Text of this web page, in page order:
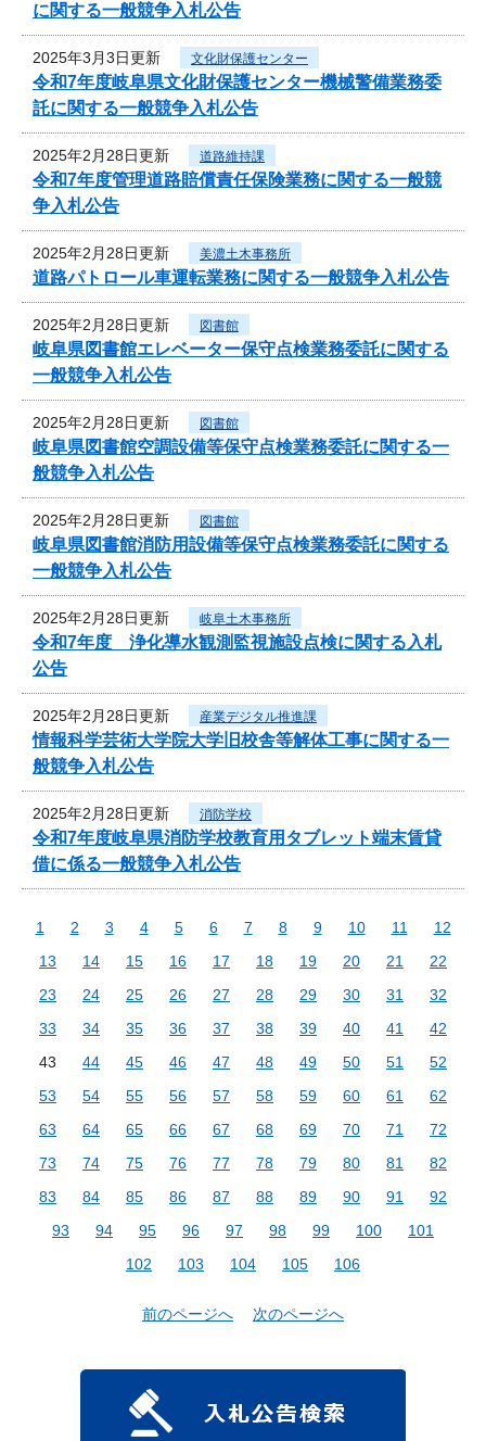
に関する一般競争入札公告
2025年3月3日更新 文化財保護センター
令和7年度岐阜県文化財保護センター機械警備業務委
託に関する一般競争入札公告
2025年2月28日更新 道路維持課
令和7年度管理道路賠償責任保険業務に関する一般競
争入札公告
2025年2月28日更新 美濃土木事務所
道路パトロール車運転業務に関する一般競争入札公告
2025年2月28日更新 図書館
岐阜県図書館エレベーター保守点検業務委託に関する
一般競争入札公告
2025年2月28日更新 図書館
岐阜県図書館空調設備等保守点検業務委託に関する一
般競争入札公告
2025年2月28日更新 図書館
岐阜県図書館消防用設備等保守点検業務委託に関する
一般競争入札公告
2025年2月28日更新 岐阜土木事務所
令和7年度 浄化導水観測監視施設点検に関する入札
公告
2025年2月28日更新 産業デジタル推進課
情報科学芸術大学院大学旧校舎等解体工事に関する一
般競争入札公告
2025年2月28日更新 消防学校
令和7年度岐阜県消防学校教育用タブレット端末賃貸
借に係る一般競争入札公告
1 2 3 4 5 6 7 8 9 10 11
12
13
14 15 16 17 18 19 20 21
22
23
24 25 26 27 28 29 30 31
32
33
34 35 36 37 38 39 40 41
42
43
44 45 46 47 48 49 50 51
52
53
54 55 56 57 58 59 60 61
62
63
64 65 66 67 68 69 70 71
72
73
74 75 76 77 78 79 80 81
82
83
84 85 86 87 88 89 90 91
92
93
94 95 96 97 98 99 100
101
102
103 104 105 106
前のページへ 次のページへ